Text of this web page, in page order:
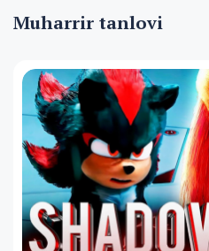
Muharrir tanlovi